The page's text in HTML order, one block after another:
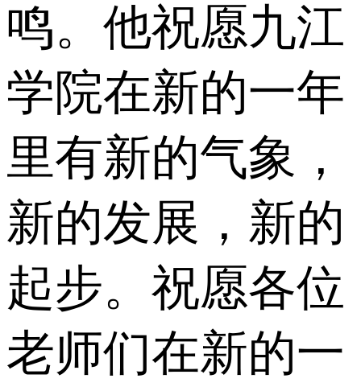
鸣。他祝愿九江
学院在新的一年
里有新的气象，
新的发展，新的
起步。祝愿各位
老师们在新的一